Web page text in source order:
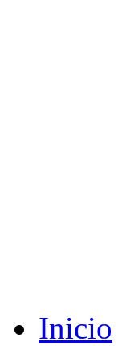
Inicio